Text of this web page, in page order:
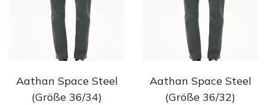
Aathan Space Steel
(Größe 36/34)
Aathan Space Steel
(Größe 36/32)